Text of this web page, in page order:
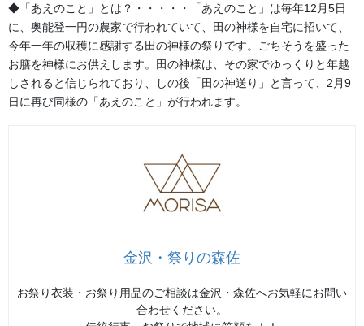
2026年8月
2026年7月
2026年6月
◆「あえのこと」とは？・・・・・「あえのこと」は毎年12月5日
に、奥能登一円の農家で行われていて、田の神様を自宅に招いて、
今年一年の収穫に感謝する田の神様の祭りです。ごちそうを盛った
お膳を神様にお供えします。田の神様は、その家でゆっくりと年越
しされると信じられており、しの後「田の神送り」と言って、2月9
日に再び同様の「あえのこと」が行われます。
金沢・祭りの森佐
お祭り衣装・お祭り用品のご相談は金沢・森佐へお気軽にお問い
合わせください。